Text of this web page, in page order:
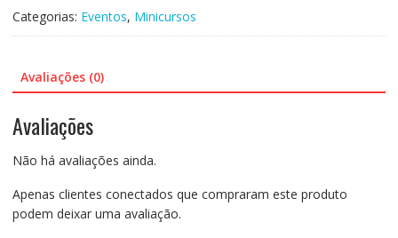
grafomotricidade
Categorias: Eventos, Minicursos
Avaliações (0)
Avaliações
Não há avaliações ainda.
Apenas clientes conectados que compraram este produto
podem deixar uma avaliação.